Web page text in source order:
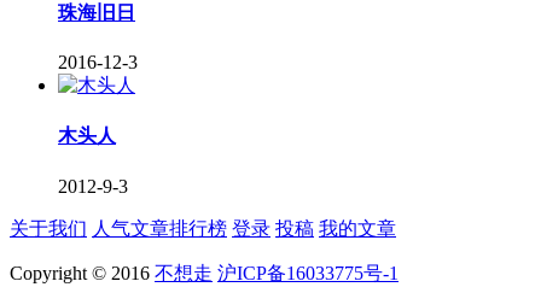
珠海旧日
2016-12-3
木头人
2012-9-3
关于我们 人气文章排行榜 登录 投稿 我的文章
Copyright © 2016 不想走 沪ICP备16033775号-1